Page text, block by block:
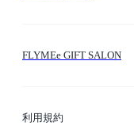
FLYMEe GIFT SALON
利用規約